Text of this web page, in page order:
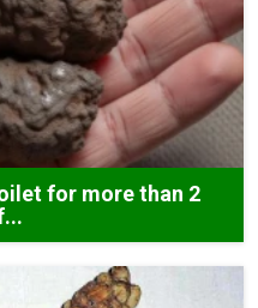
for more than 2